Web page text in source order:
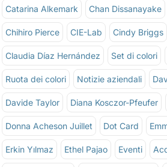
Catarina Alkemark Chan Dissanayake
Chihiro Pierce CIE-Lab Cindy Briggs
Claudia Díaz Hernández Set di colori
Ruota dei colori Notizie aziendali
Davide Taylor Diana Kosczor-Pfeufer
Donna Acheson Juillet Dot Card
Erkin Yılmaz Ethel Pajao Eventi